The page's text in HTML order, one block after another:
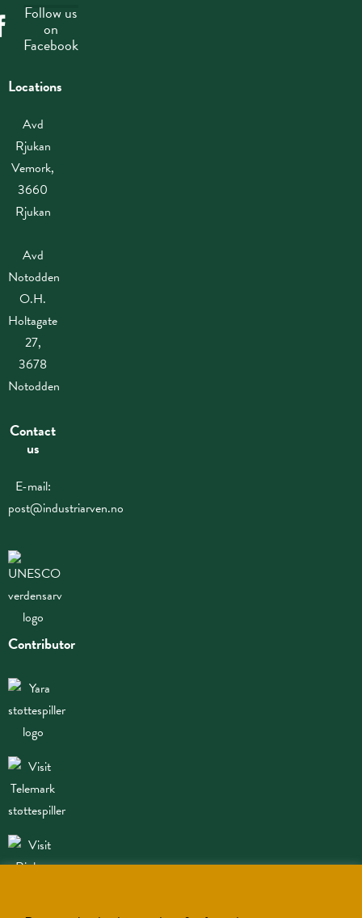
Follow us
on
Facebook
Locations
Avd
Rjukan
Vemork,
3660
Rjukan
Avd
Notodden
O.H.
Holtagate
27,
3678
Notodden
Contact
us
E-mail:
post@industriarven.no
Contributor